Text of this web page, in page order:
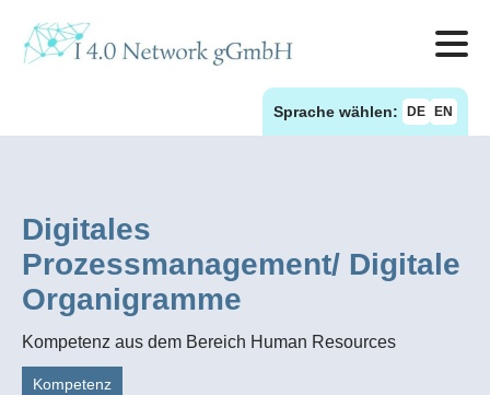
Sprache wählen: DE EN
Digitales
Prozessmanagement/ Digitale
Organigramme
Kompetenz aus dem Bereich Human Resources
Kompetenz